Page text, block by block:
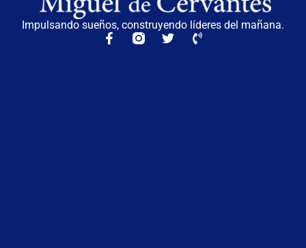
Impulsando sueños, construyendo líderes del mañana.